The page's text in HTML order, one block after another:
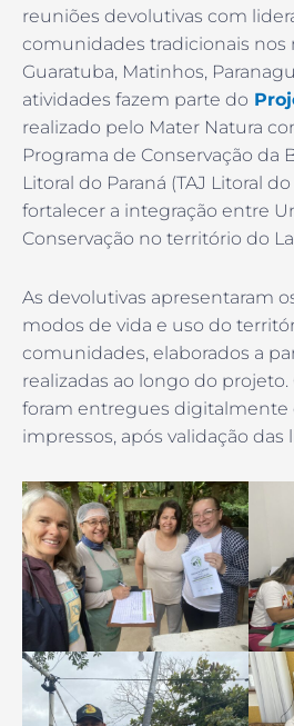
reuniões devolutivas com
comunidades tradicionais nos
Guaratuba, Matinhos,
atividades fazem parte do
realizado pelo Mater Natura
Programa de Conservação da
Litoral do Paraná (TAJ Litoral
fortalecer a integração entre
Conservação no território do
As devolutivas apresentaram
modos de vida e uso do
comunidades, elaborados a
realizadas ao longo do
foram entregues digitalmente
impressos, após validação das